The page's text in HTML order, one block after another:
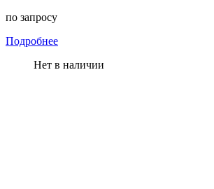
по запросу
Подробнее
Нет в наличии